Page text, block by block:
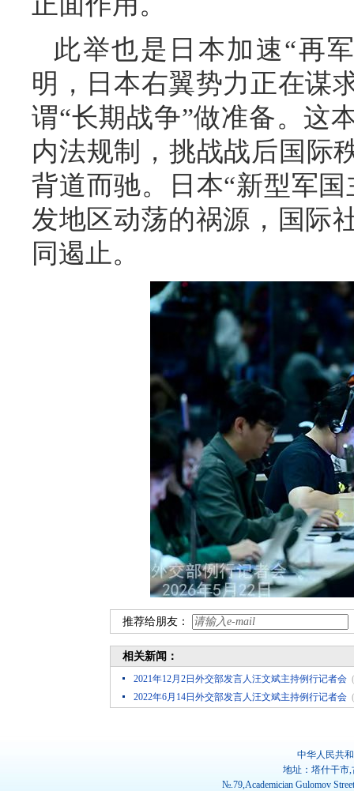
此举也是日本加速“再
明，日本右翼势力正在谋
谓“长期战争”做准备。这
内法规制，挑战战后国际
背道而驰。日本“新型军
发地区动荡的祸源，国际
同遏止。
推荐给朋友：
相关新闻：
2021年12月2日外交部发言人汪文斌主持例行记者会
2022年6月14日外交部发言人汪文斌主持例行记者会
中华人民共
地址：塔什干市
№.79,Academician Gulomov